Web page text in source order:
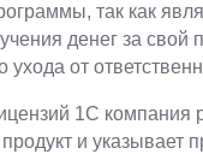
так как
денег за свой
от
1С компания
и указывает